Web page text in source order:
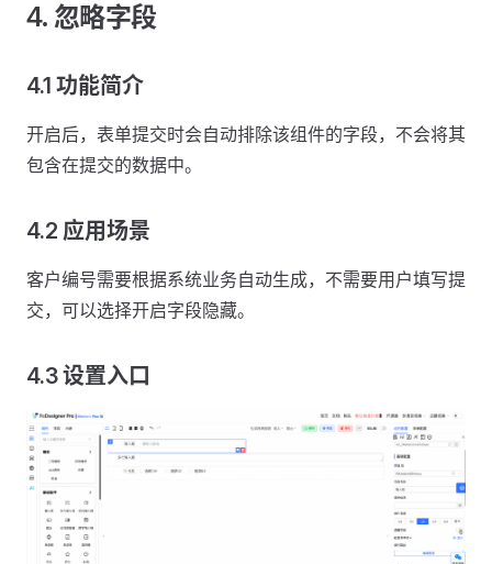
4. 忽略字段
4.1 功能简介
开启后，表单提交时会自动排除该组件的字段，不会将其
包含在提交的数据中。
4.2 应用场景
客户编号需要根据系统业务自动生成，不需要用户填写提
交，可以选择开启字段隐藏。
4.3 设置入口